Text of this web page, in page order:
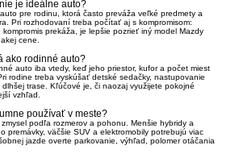
je ideálne auto?
pre rodinu, ktorá často preváža veľké predmety a
Pri rozhodovaní treba počítať aj s kompromisom:
prekáža, je lepšie pozrieť iný model Mazdy
cene.
ako rodinné auto?
auto iba vtedy, keď jeho priestor, kufor a počet miest
rodine treba vyskúšať detské sedačky, nastupovanie
trase. Kľúčové je, či naozaj využijete pokojné
vzhľad.
používať v meste?
podľa rozmerov a pohonu. Menšie hybridy a
premávky, väčšie SUV a elektromobily potrebujú viac
jazde overte parkovanie, výhľad, polomer otáčania